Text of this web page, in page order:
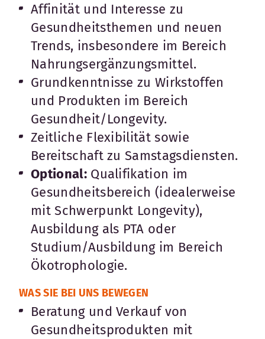
Affinität und Interesse zu
Gesundheitsthemen und neuen
Trends, insbesondere im Bereich
Nahrungsergänzungsmittel.
Grundkenntnisse zu Wirkstoffen
und Produkten im Bereich
Gesundheit/Longevity.
Zeitliche Flexibilität sowie
Bereitschaft zu Samstagsdiensten.
Optional:Qualifikation im
Gesundheitsbereich (idealerweise
mit Schwerpunkt Longevity),
Ausbildung als PTA oder
Studium/Ausbildung im Bereich
Ökotrophologie.
WAS SIE BEI UNS BEWEGEN
Beratung und Verkauf von
Gesundheitsprodukten mit